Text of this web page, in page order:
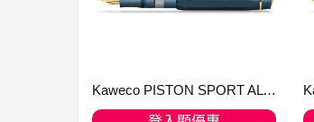
Kaweco PISTON SPORT AL Navy/Gold SOLO